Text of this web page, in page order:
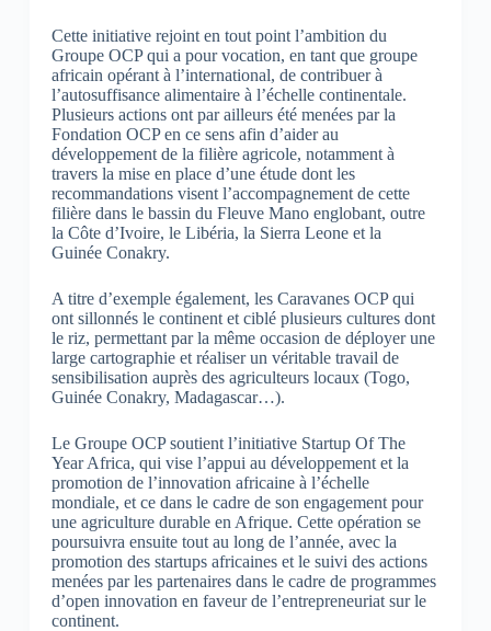
Cette initiative rejoint en tout point l’ambition du
Groupe OCP qui a pour vocation, en tant que groupe
africain opérant à l’international, de contribuer à
l’autosuffisance alimentaire à l’échelle continentale.
Plusieurs actions ont par ailleurs été menées par la
Fondation OCP en ce sens afin d’aider au
développement de la filière agricole, notamment à
travers la mise en place d’une étude dont les
recommandations visent l’accompagnement de cette
filière dans le bassin du Fleuve Mano englobant, outre
la Côte d’Ivoire, le Libéria, la Sierra Leone et la
Guinée Conakry.
A titre d’exemple également, les Caravanes OCP qui
ont sillonnés le continent et ciblé plusieurs cultures dont
le riz, permettant par la même occasion de déployer une
large cartographie et réaliser un véritable travail de
sensibilisation auprès des agriculteurs locaux (Togo,
Guinée Conakry, Madagascar…).
Le Groupe OCP soutient l’initiative Startup Of The
Year Africa, qui vise l’appui au développement et la
promotion de l’innovation africaine à l’échelle
mondiale, et ce dans le cadre de son engagement pour
une agriculture durable en Afrique. Cette opération se
poursuivra ensuite tout au long de l’année, avec la
promotion des startups africaines et le suivi des actions
menées par les partenaires dans le cadre de programmes
d’open innovation en faveur de l’entrepreneuriat sur le
continent.